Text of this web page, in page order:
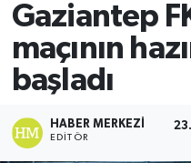
Gaziantep
maçının
başladı
HABER MERKEZI
EDITÖR
Kültür & Sanat
Politika
Spor
Süper Lig Puan
Tüm Manşetler
Son Dakika